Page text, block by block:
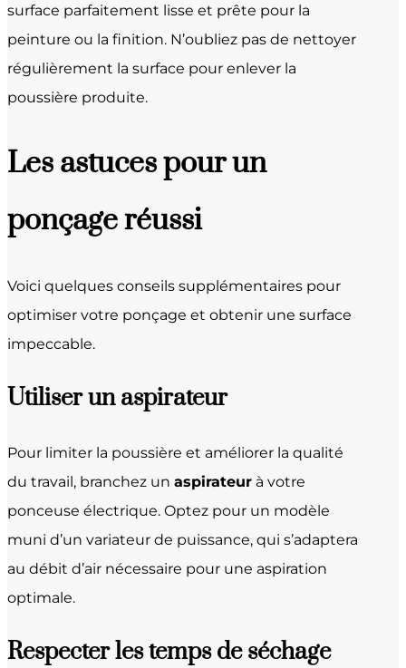
surface parfaitement lisse et prête pour la
peinture ou la finition. N’oubliez pas de nettoyer
régulièrement la surface pour enlever la
poussière produite.
Les astuces pour un
ponçage réussi
Voici quelques conseils supplémentaires pour
optimiser votre ponçage et obtenir une surface
impeccable.
Utiliser un aspirateur
Pour limiter la poussière et améliorer la qualité
du travail, branchez un aspirateur à votre
ponceuse électrique. Optez pour un modèle
muni d’un variateur de puissance, qui s’adaptera
au débit d’air nécessaire pour une aspiration
optimale.
Respecter les temps de séchage